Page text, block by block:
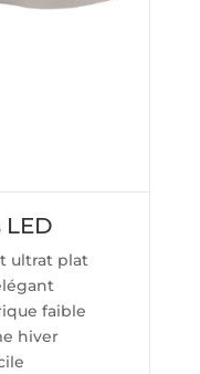
LED
ultrat plat
faible
hiver